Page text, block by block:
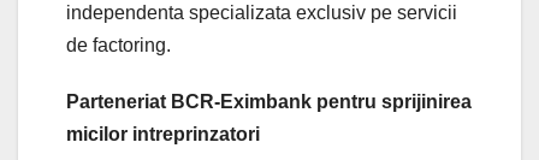
independenta specializata exclusiv pe servicii
de factoring.
Parteneriat BCR-Eximbank pentru sprijinirea
micilor intreprinzatori